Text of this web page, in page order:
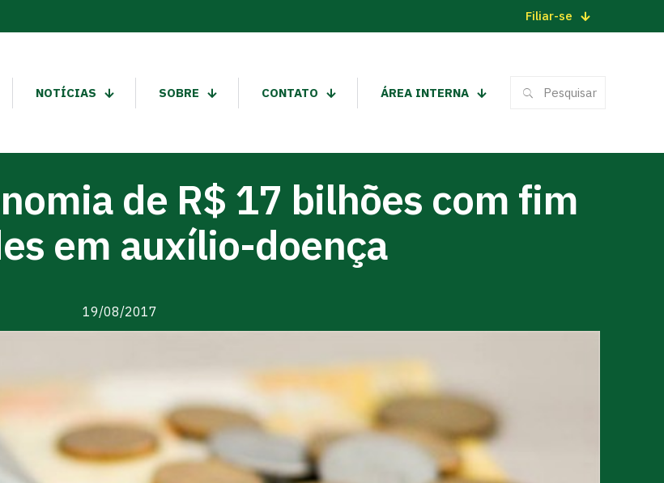
Filiar-se
NOTÍCIAS SOBRE CONTATO ÁREA INTERNA
de R$ 17 bilhões com fim
em auxílio-doença
19/08/2017